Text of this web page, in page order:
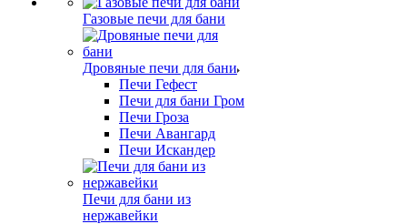
Газовые печи для бани
Дровяные печи для бани
Печи Гефест
Печи для бани Гром
Печи Гроза
Печи Авангард
Печи Искандер
Печи для бани из
нержавейки